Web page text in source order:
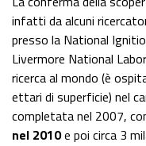
infatti da alcuni
presso la National
Livermore National
ricerca al mondo (è
ettari di superficie) nel
completata nel 2007,
nel 2010e poi circa 3